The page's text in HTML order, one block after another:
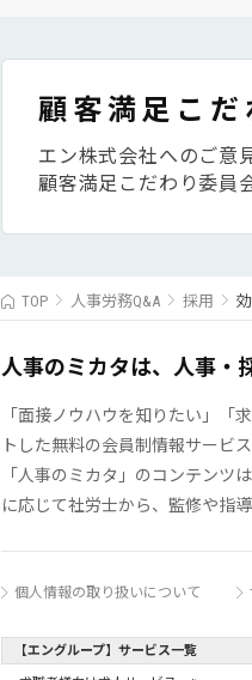
顧客満足こだ
エン株式会社へのご意
顧客満足こだわり委員
TOP 人事労務Q&A 採用
人事のミカタは、人事・
「面接ノウハウを知りたい」「
トした無料の会員制情報サービス
「人事のミカタ」のコンテンツ
に応じて社労士から、監修や指
個人情報の取り扱いについて
【エングループ】サービス一覧